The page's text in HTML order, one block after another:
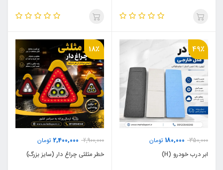
49٪
350,000
180,000 تومان
ابر درب خودرو (H)
18٪
2,900,000
2,400,000 تومان
خطر مثلثی چراغ دار (سایز بزرگ)